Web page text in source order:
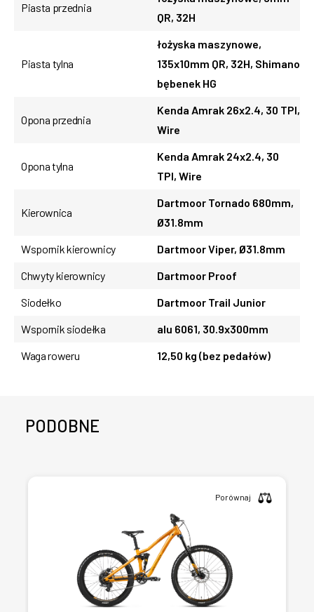
Piasta przednia
QR, 32H
Piasta tylna
łożyska maszynowe,
135x10mm QR, 32H, Shimano
bębenek HG
Opona przednia
Kenda Amrak 26x2.4, 30 TPI,
Wire
Opona tylna
Kenda Amrak 24x2.4, 30
TPI, Wire
Kierownica
Dartmoor Tornado 680mm,
Ø31.8mm
Wspornik kierownicy
Dartmoor Viper, Ø31.8mm
Chwyty kierownicy
Dartmoor Proof
Siodełko
Dartmoor Trail Junior
Wspornik siodełka
alu 6061, 30.9x300mm
Waga roweru
12,50 kg (bez pedałów)
PODOBNE
Porównaj